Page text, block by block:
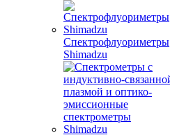
Спектрофлуориметры
Shimadzu